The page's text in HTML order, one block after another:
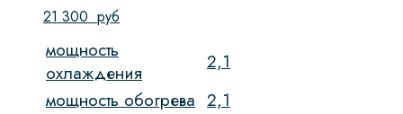
21 300 руб
мощность
охлаждения
2,1
мощность обогрева 2,1